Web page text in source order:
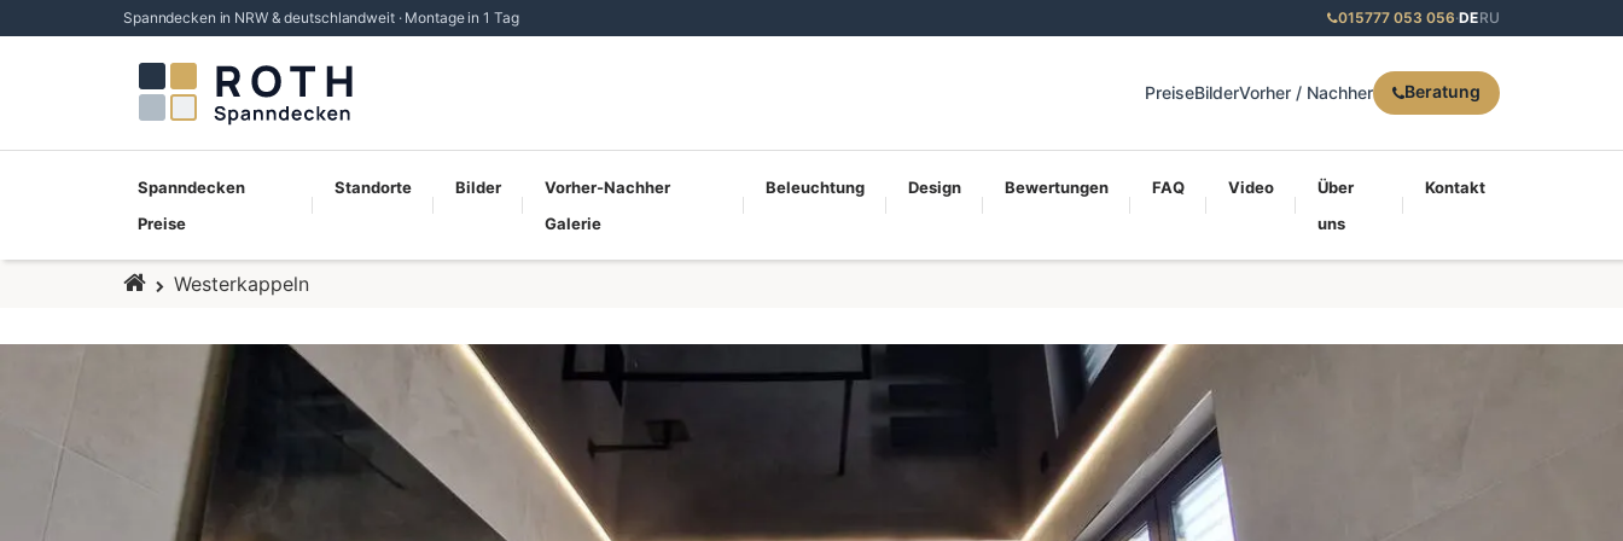
Spanndecken in NRW & deutschlandweit · Montage in 1 Tag 015777 053 056·DERU
PreiseBilderVorher / Nachher Beratung
Spanndecken
Preise
Standorte Bilder
Vorher-Nachher
Galerie
Beleuchtung Design Bewertungen FAQ Video
Über
uns
Kontakt
Startseite
Westerkappeln